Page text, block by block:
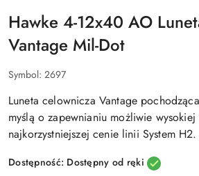
Hawke 4-12x40 AO
Vantage Mil-Dot
Symbol: 2697
Luneta celownicza Vantage
myślą o zapewnianiu możliwie
najkorzystniejszej cenie linii System H2.
Dostępność: Dostępny od ręki